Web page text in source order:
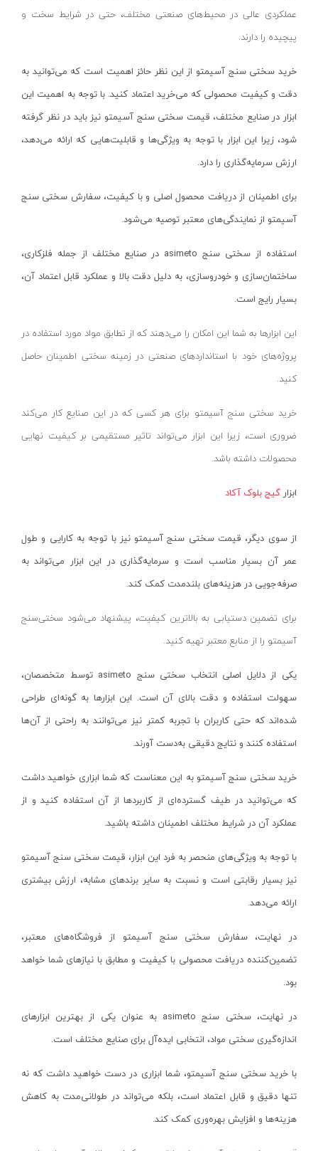
گوشه یاب و مرکز یاب
میکرومتر
بروسکوپ ( آندوسکوپ )
پایه و متعلقات
ساعت اندیکاتور
شمارشگر دیجیتال
عمق سنج
گونیا مرکب
گیج رزوه برونرو
دماسنج لیزری دیجیتال
سختی سنج و پایه
شیب سنج و زاویه سنج
عینک ذره بینی
وی بلوک ( v block )
پایه ساعت اندیکاتور
تاکومتر ( دورسنج )
تست کشش تسمه
دماسنج و رطوبت سنج
صفحه صافی
ارتفاع سنج
زاویه سنج
فیلر
شعاع سنج
متر دستی
تراز صنعتی
میز صفحه صافی
پین گیج
ردیاب
آمپرمتر
ترمومتر
سنس-SENS
تسلا-Tesla
میکرو مکس-Micro max
دورمن اسمیت-Dorman smit
شمس- SHAMS
کامفورت-COMFORT
بایا-baya
خراسان افشار نژاد-khorasan afshar nejad
سپهر - sepehr
میلاد- MILAD
واکو - vako
مهر-MEHR
ویوارکس-VIVAREX
نیوتن-Nioton
نیدر - NIDER
افشان طلوع
پرسام نور-parsam noor
آلتونا- ALTUNA
لایت- LIGHT
تیک - TIK
الکترو جوش-Electro welding
ایزی پاور- EASY POWER
ام ان سی- MNC
آیسان- AYSAN
بی ال ان_BLN
رها-RAHA
اورانوس- URANUS
کرمان کابل رادین-kerman Kabul Radin
زینو- ZINO
دکو-DECO
کات تولز- KAT TOOLS
دی دبلیو تی- DWT
عملکردی عالی در محیط‌های صنعتی مختلف، حتی در شرایط سخت و
پیچیده را دارند.
خرید سختی سنج‌ آسیمتو از این نظر حائز اهمیت است که می‌توانید به
دقت و کیفیت محصولی که می‌خرید اعتماد کنید. با توجه به اهمیت این
ابزار در صنایع مختلف، قیمت سختی سنج‌ آسیمتو نیز باید در نظر گرفته
شود، زیرا این ابزار با توجه به ویژگی‌ها و قابلیت‌هایی که ارائه می‌دهد،
ارزش سرمایه‌گذاری را دارد.
برای اطمینان از دریافت محصول اصلی و با کیفیت، سفارش سختی سنج‌
آسیمتو از نمایندگی‌های معتبر توصیه می‌شود.
استفاده از سختی سنج‌ asimeto در صنایع مختلف از جمله فلزکاری،
ساختمان‌سازی و خودروسازی، به دلیل دقت بالا و عملکرد قابل اعتماد آن،
بسیار رایج است.
این ابزارها به شما این امکان را می‌دهند که از تطابق مواد مورد استفاده در
پروژه‌های خود با استانداردهای صنعتی در زمینه سختی اطمینان حاصل
کنید.
خرید سختی سنج‌ آسیمتو برای هر کسی که در این صنایع کار می‌کند
ضروری است، زیرا این ابزار می‌تواند تاثیر مستقیمی بر کیفیت نهایی
محصولات داشته باشد.
ابزار گیج بلوک آکاد
از سوی دیگر، قیمت سختی سنج‌ آسیمتو نیز با توجه به کارایی و طول
عمر آن بسیار مناسب است و سرمایه‌گذاری در این ابزار می‌تواند به
صرفه‌جویی در هزینه‌های بلندمدت کمک کند.
برای تضمین دستیابی به بالاترین کیفیت، پیشنهاد می‌شود سختی‌سنج
آسیمتو را از منابع معتبر تهیه کنید.
یکی از دلایل اصلی انتخاب سختی سنج‌ asimeto توسط متخصصان،
سهولت استفاده و دقت بالای آن است. این ابزارها به گونه‌ای طراحی
شده‌اند که حتی کاربران با تجربه کمتر نیز می‌توانند به راحتی از آن‌ها
استفاده کنند و نتایج دقیقی به‌دست آورند.
خرید سختی سنج‌ آسیمتو به این معناست که شما ابزاری خواهید داشت
که می‌توانید در طیف گسترده‌ای از کاربردها از آن استفاده کنید و از
عملکرد آن در شرایط مختلف اطمینان داشته باشید.
با توجه به ویژگی‌های منحصر به فرد این ابزار، قیمت سختی سنج‌ آسیمتو
نیز بسیار رقابتی است و نسبت به سایر برندهای مشابه، ارزش بیشتری
ارائه می‌دهد.
در نهایت، سفارش سختی سنج‌ آسیمتو از فروشگاه‌های معتبر،
تضمین‌کننده دریافت محصولی با کیفیت و مطابق با نیازهای شما خواهد
بود.
در نهایت، سختی سنج‌ asimeto به عنوان یکی از بهترین ابزارهای
اندازه‌گیری سختی مواد، انتخابی ایده‌آل برای صنایع مختلف است.
با خرید سختی سنج‌ آسیمتو، شما ابزاری در دست خواهید داشت که نه
تنها دقیق و قابل اعتماد است، بلکه می‌تواند در طولانی‌مدت به کاهش
هزینه‌ها و افزایش بهره‌وری کمک کند.